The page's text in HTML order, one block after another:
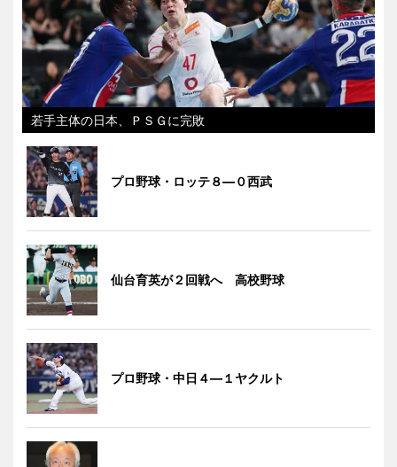
若手主体の日本、ＰＳＧに完敗
プロ野球・ロッテ８―０西武
仙台育英が２回戦へ 高校野球
プロ野球・中日４―１ヤクルト